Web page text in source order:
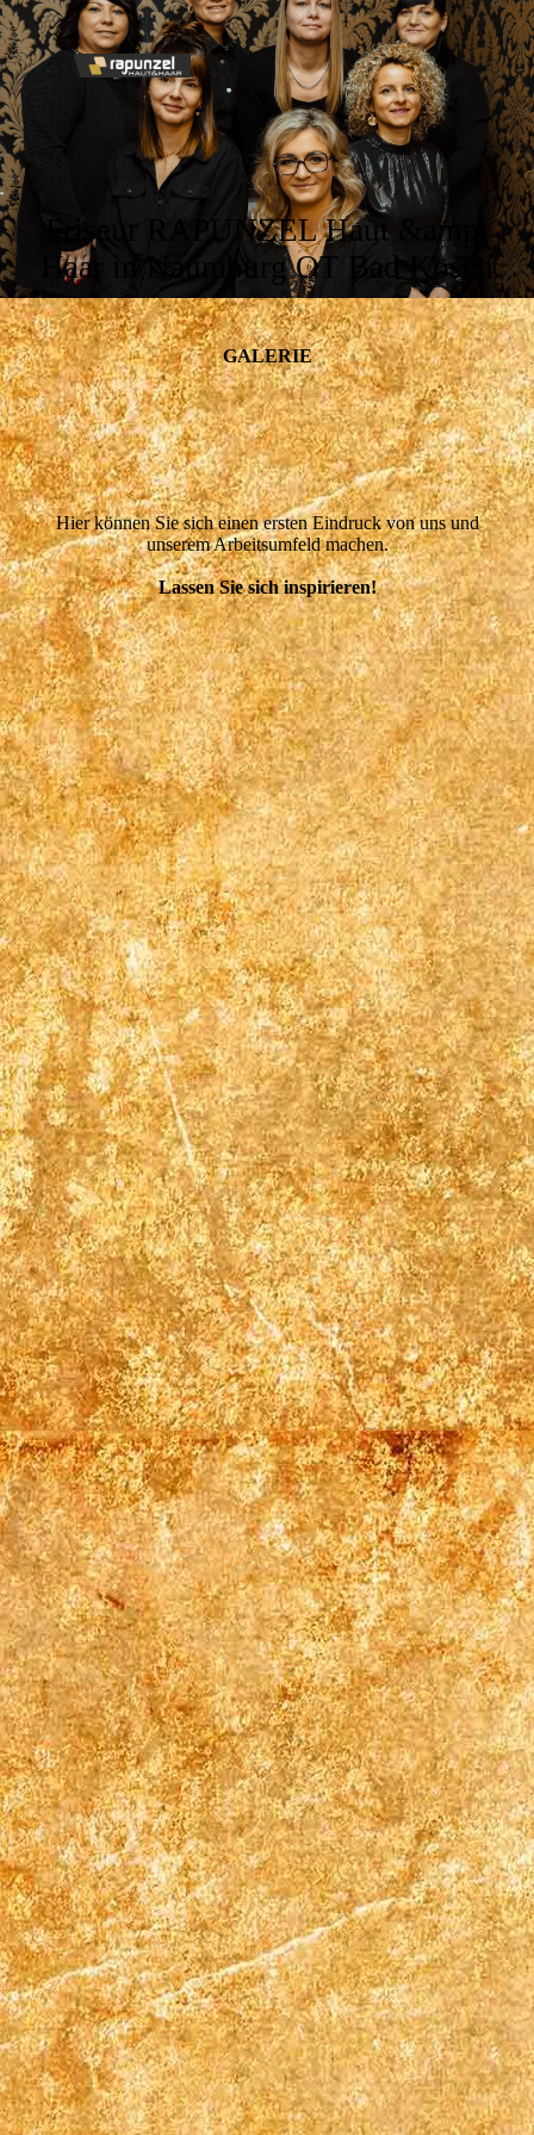
Friseur RAPUNZEL Haut &amp;
Haar in Naumburg OT Bad Kösen
GALERIE
Hier können Sie sich einen ersten Eindruck von uns und
unserem Arbeitsumfeld machen.
Lassen Sie sich inspirieren!
_6NX4363
_6NX4305